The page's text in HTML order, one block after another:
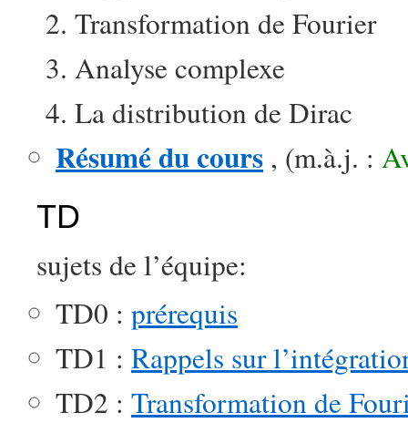
Transformation de Fourier
Analyse complexe
La distribution de Dirac
Résumé du cours , (m.à.j. :
TD
sujets de l’équipe:
TD0 : prérequis
TD1 : Rappels sur
TD2 : Transformation de